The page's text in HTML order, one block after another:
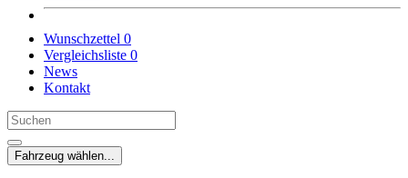
Wunschzettel 0
Vergleichsliste 0
News
Kontakt
Fahrzeug wählen...